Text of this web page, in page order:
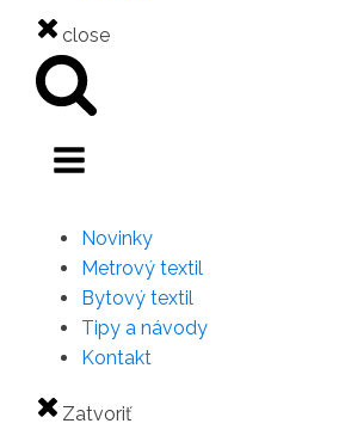
close
Hľadať:
Novinky
Metrový textil
Bytový textil
Tipy a návody
Kontakt
Zatvoriť